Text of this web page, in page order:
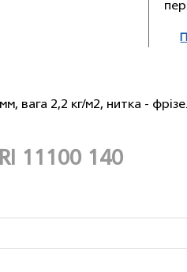
вага 2,2 кг/м2, нитка -
11100 140